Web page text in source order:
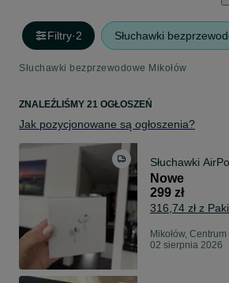
Filtry·2 Słuchawki
Słuchawki bezprzewodowe Mikołów
ZNALEŹLIŚMY 21 OGŁOSZEŃ
Jak pozycjonowane są ogłoszenia?
Słuchawki
Nowe
299 zł
316,74 zł z
Mikołów, Centrum
02 sierpnia 2026